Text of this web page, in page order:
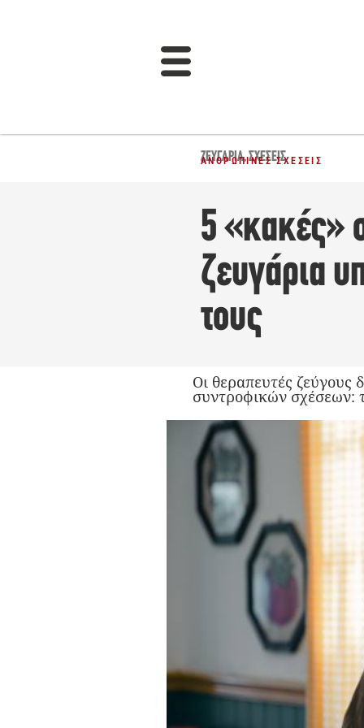
ΖΕΥΓΆΡΙΑ,ΣΧΈΣΕΙΣ
ΑΝΘΡΏΠΙΝΕΣ ΣΧΈΣΕΙΣ
5 «κακές»
ζευγάρια
τους
Οι θεραπευτές ζεύγους
συντροφικών σχέσεων: